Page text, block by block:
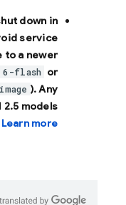
down in
service
to a newer
flash or
). Any
2.5 models
Learn more.